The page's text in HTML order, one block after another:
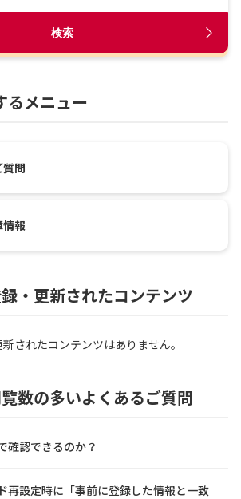
工事・故障情報通知サー
検索
るメニュー
問
報
・更新されたコンテンツ
されたコンテンツはありません。
数の多いよくあるご質問
確認できるのか？
再設定時に「事前に登録した情報と一致